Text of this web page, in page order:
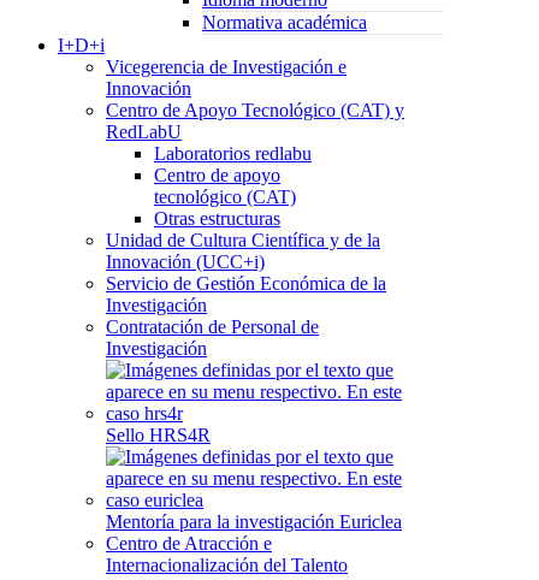
Normativa académica
I+D+i
Vicegerencia de Investigación e
Innovación
Centro de Apoyo Tecnológico (CAT) y
RedLabU
Laboratorios redlabu
Centro de apoyo
tecnológico (CAT)
Otras estructuras
Unidad de Cultura Científica y de la
Innovación (UCC+i)
Servicio de Gestión Económica de la
Investigación
Contratación de Personal de
Investigación
Sello HRS4R
Mentoría para la investigación Euriclea
Centro de Atracción e
Internacionalización del Talento